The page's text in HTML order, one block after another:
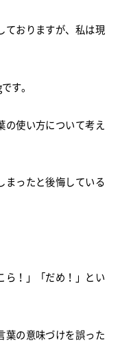
おりますが、 私は現
す。
の使い方について考え
まったと後悔している
！」「だめ！」 とい
葉の意味づけを誤った